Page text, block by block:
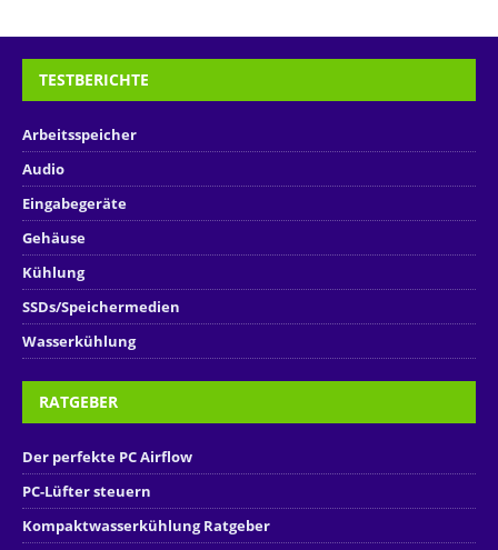
TESTBERICHTE
Arbeitsspeicher
Audio
Eingabegeräte
Gehäuse
Kühlung
SSDs/Speichermedien
Wasserkühlung
RATGEBER
Der perfekte PC Airflow
PC-Lüfter steuern
Kompaktwasserkühlung Ratgeber